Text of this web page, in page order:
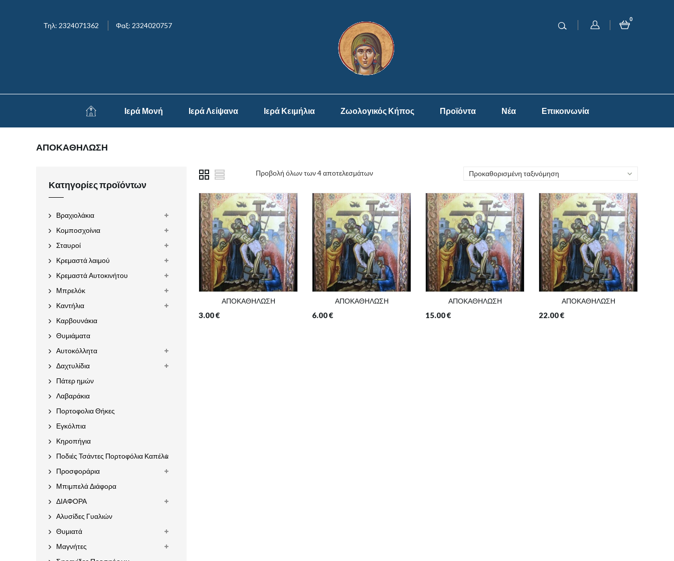
Τηλ: 2324071362 Φαξ: 2324020757
0
Ιερά Μονή Ιερά Λείψανα Ιερά Κειμήλια Ζωολογικός Κήπος Προϊόντα Νέα Επικοινωνία
ΑΠΟΚΑΘΗΛΩΣΗ
Προβολή όλων των 4 αποτελεσμάτων Προκαθορισμένη ταξινόμηση
ΑΠΟΚΑΘΗΛΩΣΗ
3.00€
ΑΠΟΚΑΘΗΛΩΣΗ
6.00€
ΑΠΟΚΑΘΗΛΩΣΗ
15.00€
ΑΠΟΚΑΘΗΛΩΣΗ
22.00€
Κατηγορίες προϊόντων
Βραχιολάκια
Κομποσχοίνια
Σταυροί
Κρεμαστά λαιμού
Κρεμαστά Αυτοκινήτου
Μπρελόκ
Καντήλια
Καρβουνάκια
Θυμιάματα
Αυτοκόλλητα
Δαχτυλίδια
Πάτερ ημών
Λαβαράκια
Πορτοφολια Θήκες
Εγκόλπια
Κηροπήγια
Ποδιές Τσάντες Πορτοφόλια Καπέλα
Προσφοράρια
Μπιμπελά Διάφορα
ΔΙΑΦΟΡΑ
Αλυσίδες Γυαλιών
Θυμιατά
Μαγνήτες